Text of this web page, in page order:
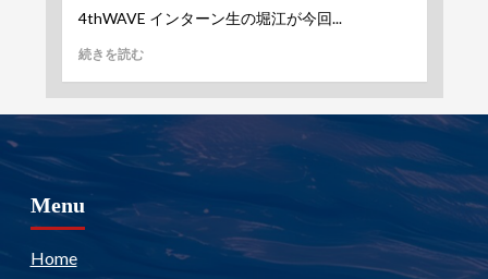
4thWAVE インターン生の堀江が今回...
続きを読む
Menu
Home